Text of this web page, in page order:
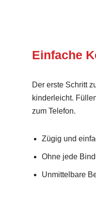
Einfache
Der erste Schritt
kinderleicht.
zum Telefon.
Zügig und
Ohne jede
Unmittelbare